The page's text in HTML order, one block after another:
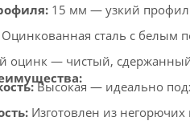
15 мм — узкий
Оцинкованная сталь с белым
оцинк — чистый, сдержанный
Высокая — идеально
Изготовлен из негорючих